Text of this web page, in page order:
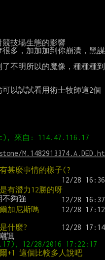
技場生態的影響
多，加加加到你崩潰，黑謀
不明所以的魔像，種種種到
以試試看用術士牧師這2個
M.1482913374.A.DED.ht
甚麼事情的樣子(?
有潛力12勝的呀
加尼斯嗎
什麼?
+1 這個比較多人說吧